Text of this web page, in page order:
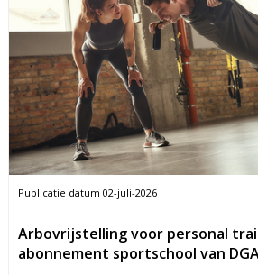
Publicatie datum 02-juli-2026
Arbovrijstelling voor personal
abonnement sportschool van